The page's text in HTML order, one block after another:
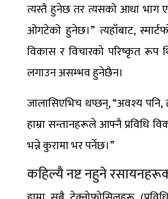
त्यस्तै हुनेछ तर त्यसको आधा भाग
ओगटेको हुनेछ।” त्यहाँबाट,
विकास र विचारको परिष्कृत रूप
लगाउन असम्भव हुनेछैन।
जालासिएभिच थप्छन्, “अवश्य पनि,
हाम्रा सन्तानहरूले आफ्नै प्रविधि
भन्ने कुरामा भर पर्नेछ।”
कहिल्यै नष्ट नहुने